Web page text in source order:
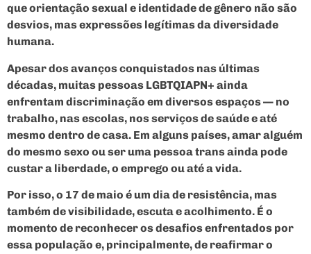
que orientação sexual e identidade de gênero não são
desvios, mas expressões legítimas da diversidade
humana.
Apesar dos avanços conquistados nas últimas
décadas, muitas pessoas LGBTQIAPN+ ainda
enfrentam discriminação em diversos espaços — no
trabalho, nas escolas, nos serviços de saúde e até
mesmo dentro de casa. Em alguns países, amar alguém
do mesmo sexo ou ser uma pessoa trans ainda pode
custar a liberdade, o emprego ou até a vida.
Por isso, o 17 de maio é um dia de resistência, mas
também de visibilidade, escuta e acolhimento. É o
momento de reconhecer os desafios enfrentados por
essa população e, principalmente, de reafirmar o